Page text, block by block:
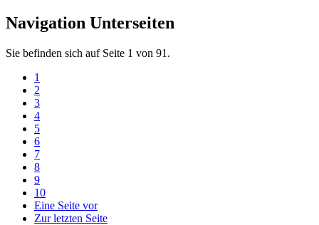
Navigation Unterseiten
Sie befinden sich auf Seite 1 von 91.
1
2
3
4
5
6
7
8
9
10
Eine Seite vor
Zur letzten Seite